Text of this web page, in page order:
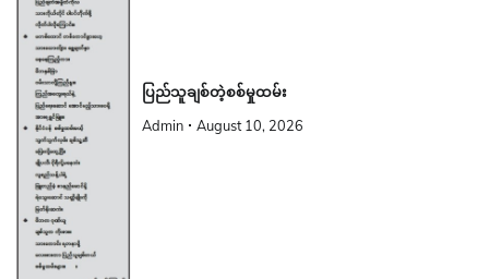
ပြည်သူချစ်တဲ့စစ်မှုထမ်း
Admin August 10, 2026